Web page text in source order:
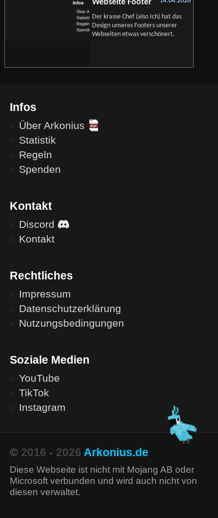
Webseite Footer
Der krasse Chef (also Ich) hat das
Design unseres Footers unserer
Webseiten etwas verschönert.
Infos
Über Arkonius
Statistik
Regeln
Spenden
Kontakt
Discord
Kontakt
Rechtliches
Impressum
Datenschutzerklärung
Nutzungsbedingungen
Soziale Medien
YouTube
TikTok
Instagram
© 2016 - 2026 Arkonius.de
Diese Webseite ist nicht mit Mojang AB oder
Microsoft verbunden und wird auch nicht von
diesen verwaltet.